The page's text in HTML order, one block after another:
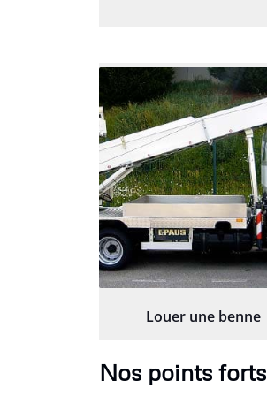
Louer une benne
Nos points forts